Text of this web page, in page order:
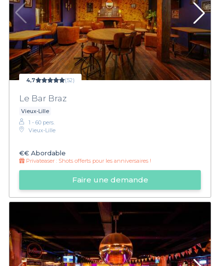
4,7 (52)
Le Bar Braz
Vieux-Lille
1 - 60 pers.
Vieux-Lille
€€ Abordable
Privateaser : Shots offerts pour les anniversaires !
Faire une demande